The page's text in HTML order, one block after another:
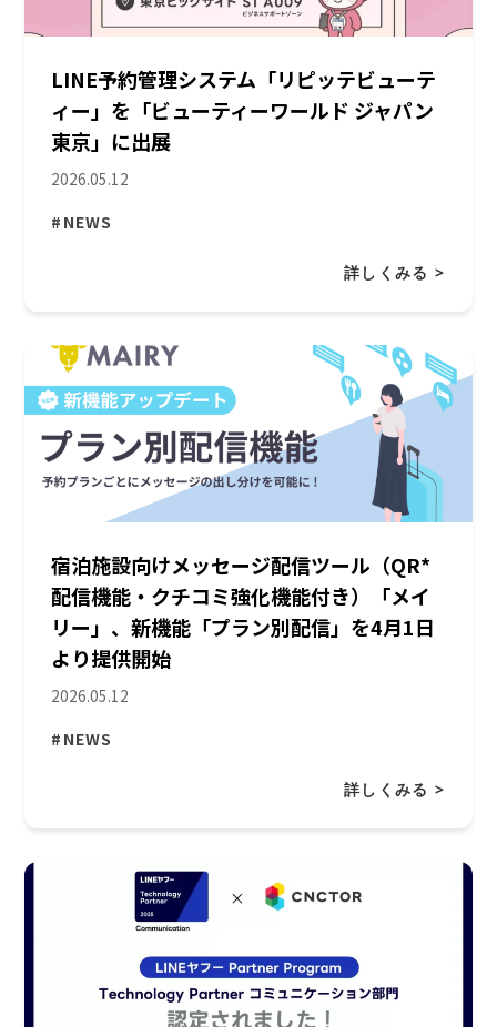
LINE予約管理システム「リピッテビューテ
ィー」を「ビューティーワールド ジャパン
東京」に出展
2026.05.12
#NEWS
詳しくみる >
宿泊施設向けメッセージ配信ツール（QR*
配信機能・クチコミ強化機能付き）「メイ
リー」、新機能「プラン別配信」を4月1日
より提供開始
2026.05.12
#NEWS
詳しくみる >